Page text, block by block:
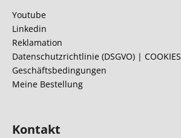
Youtube
Linkedin
Reklamation
Datenschutzrichtlinie (DSGVO) | COOKIES
Geschäftsbedingungen
Meine Bestellung
Kontakt